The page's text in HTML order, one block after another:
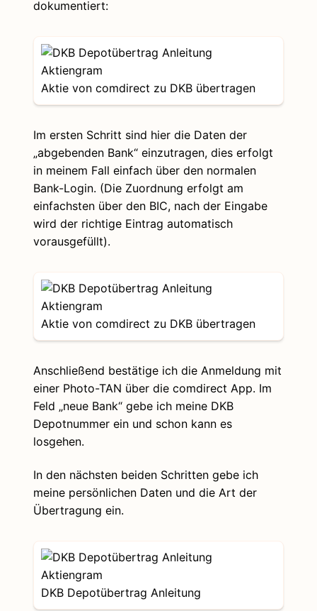
dokumentiert:
Aktie von comdirect zu DKB übertragen
Im ersten Schritt sind hier die Daten der
„abgebenden Bank“ einzutragen, dies erfolgt
in meinem Fall einfach über den normalen
Bank-Login. (Die Zuordnung erfolgt am
einfachsten über den BIC, nach der Eingabe
wird der richtige Eintrag automatisch
vorausgefüllt).
Aktie von comdirect zu DKB übertragen
Anschließend bestätige ich die Anmeldung mit
einer Photo-TAN über die comdirect App. Im
Feld „neue Bank“ gebe ich meine DKB
Depotnummer ein und schon kann es
losgehen.
In den nächsten beiden Schritten gebe ich
meine persönlichen Daten und die Art der
Übertragung ein.
DKB Depotübertrag Anleitung